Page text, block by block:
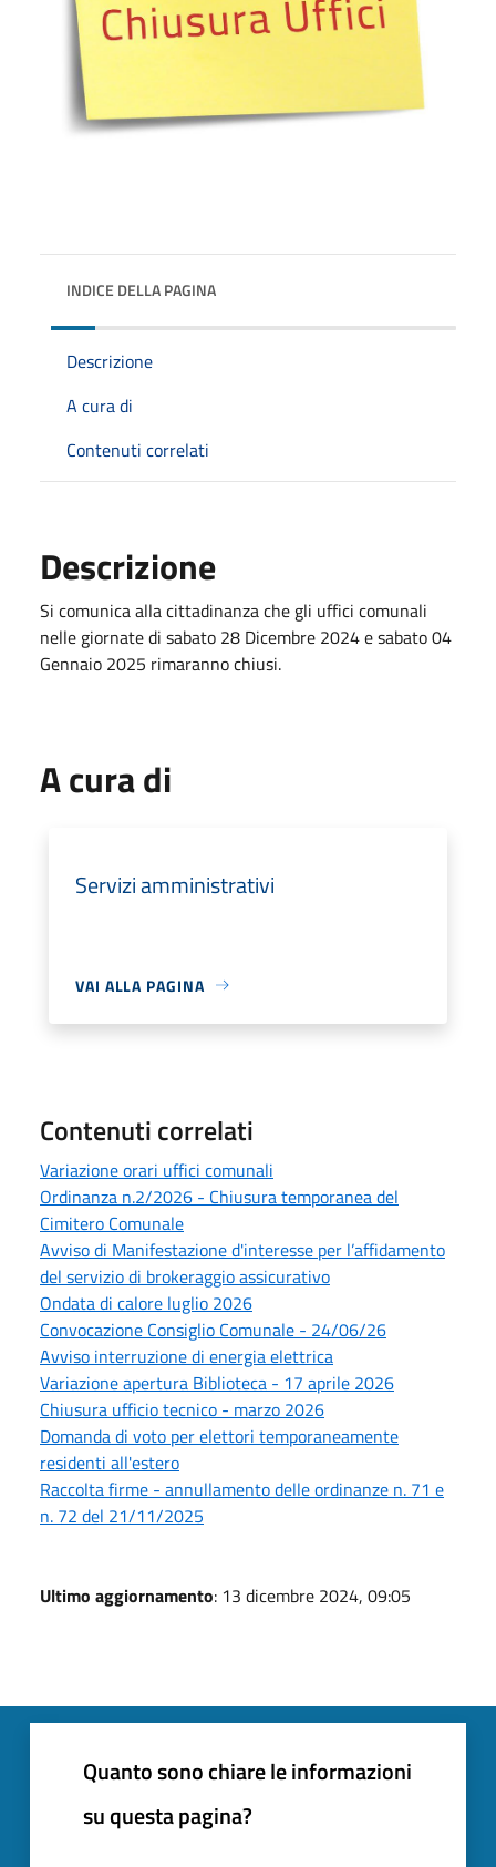
INDICE DELLA PAGINA
Descrizione
A cura di
Contenuti correlati
Descrizione
Si comunica alla cittadinanza che gli uffici comunali
nelle giornate di sabato 28 Dicembre 2024 e sabato 04
Gennaio 2025 rimaranno chiusi.
A cura di
Servizi amministrativi
VAI ALLA PAGINA
Contenuti correlati
Variazione orari uffici comunali
Ordinanza n.2/2026 - Chiusura temporanea del
Cimitero Comunale
Avviso di Manifestazione d'interesse per l’affidamento
del servizio di brokeraggio assicurativo
Ondata di calore luglio 2026
Convocazione Consiglio Comunale - 24/06/26
Avviso interruzione di energia elettrica
Variazione apertura Biblioteca - 17 aprile 2026
Chiusura ufficio tecnico - marzo 2026
Domanda di voto per elettori temporaneamente
residenti all'estero
Raccolta firme - annullamento delle ordinanze n. 71 e
n. 72 del 21/11/2025
Ultimo aggiornamento: 13 dicembre 2024, 09:05
Quanto sono chiare le informazioni
su questa pagina?